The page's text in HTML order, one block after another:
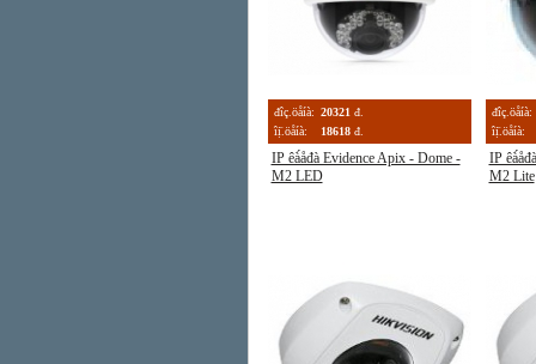
đîç.öåíà: 20321 đ.
îị̈.öåíà:
18618 đ.
IP êà́åđà Evidence Apix - Dome -
M2 LED
đîç.öåíà:
îị̈.öåíà:
IP
M2 Lite